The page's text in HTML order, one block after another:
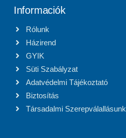
Informaciók
Rólunk
Házirend
GYIK
Süti Szabályzat
Adatvédelmi Tájékoztató
Biztosítás
Társadalmi Szerepválallásunk